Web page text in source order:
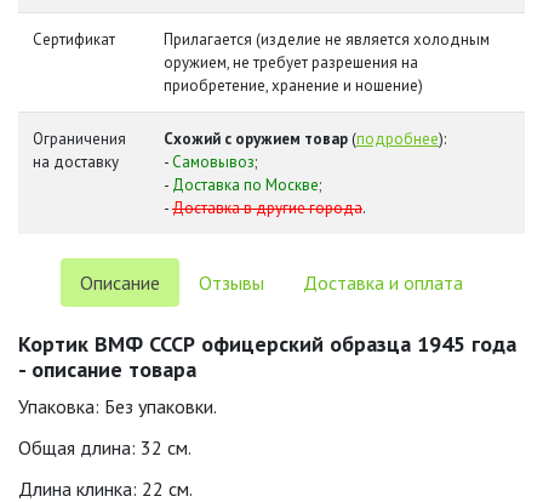
Сертификат
Прилагается (изделие не является холодным
оружием, не требует разрешения на
приобретение, хранение и ношение)
Ограничения
на доставку
Схожий с оружием товар (подробнее):
- Самовывоз;
- Доставка по Москве;
-Доставка в другие города.
Описание Отзывы Доставка и оплата
Кортик ВМФ СССР офицерский образца 1945 года
- описание товара
Упаковка: Без упаковки.
Общая длина: 32 см.
Длина клинка: 22 см.